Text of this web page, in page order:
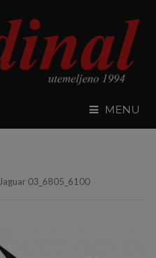
MENU
Jaguar 03_6805_6100